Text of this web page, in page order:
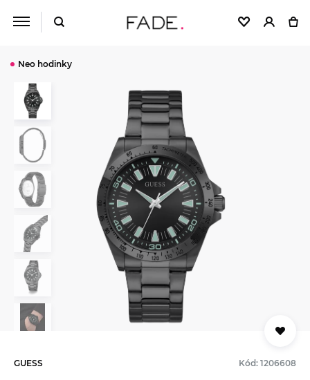
Neo hodinky
GUESS Kód: 1206608